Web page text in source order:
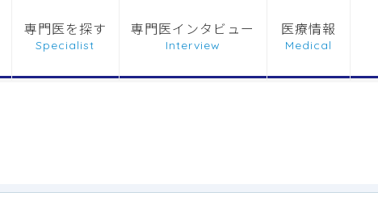
専門医を探す 専門医インタビュー 医療情報